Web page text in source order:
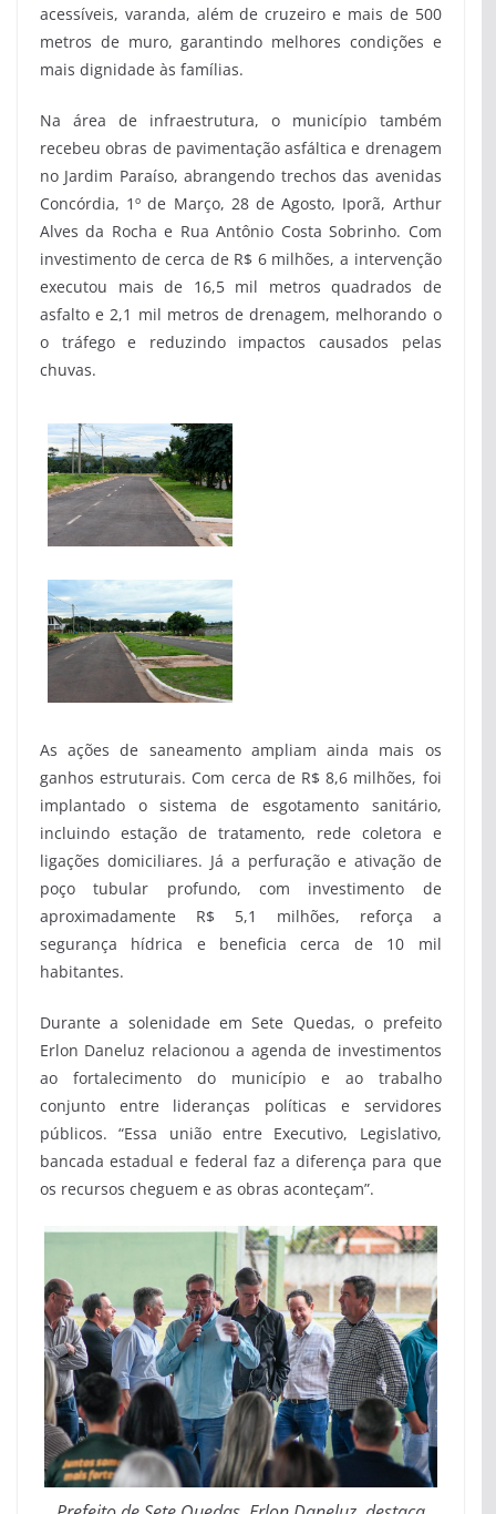
acessíveis, varanda, além de cruzeiro e mais de 500
metros de muro, garantindo melhores condições e
mais dignidade às famílias.
Na área de infraestrutura, o município também
recebeu obras de pavimentação asfáltica e drenagem
no Jardim Paraíso, abrangendo trechos das avenidas
Concórdia, 1º de Março, 28 de Agosto, Iporã, Arthur
Alves da Rocha e Rua Antônio Costa Sobrinho. Com
investimento de cerca de R$ 6 milhões, a intervenção
executou mais de 16,5 mil metros quadrados de
asfalto e 2,1 mil metros de drenagem, melhorando o
o tráfego e reduzindo impactos causados pelas
chuvas.
As ações de saneamento ampliam ainda mais os
ganhos estruturais. Com cerca de R$ 8,6 milhões, foi
implantado o sistema de esgotamento sanitário,
incluindo estação de tratamento, rede coletora e
ligações domiciliares. Já a perfuração e ativação de
poço tubular profundo, com investimento de
aproximadamente R$ 5,1 milhões, reforça a
segurança hídrica e beneficia cerca de 10 mil
habitantes.
Durante a solenidade em Sete Quedas, o prefeito
Erlon Daneluz relacionou a agenda de investimentos
ao fortalecimento do município e ao trabalho
conjunto entre lideranças políticas e servidores
públicos. “Essa união entre Executivo, Legislativo,
bancada estadual e federal faz a diferença para que
os recursos cheguem e as obras aconteçam”.